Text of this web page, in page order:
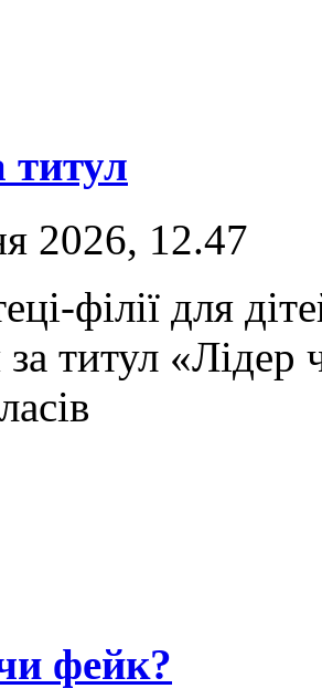
титул
2026, 12.47
філії для
титул «Лідер
фейк?